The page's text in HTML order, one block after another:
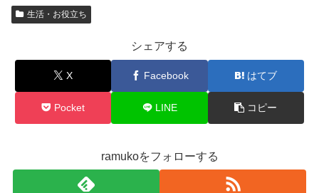
生活・お役立ち
シェアする
X Facebook はてブ
Pocket LINE コピー
ramukoをフォローする